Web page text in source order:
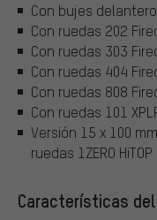
Con bujes
Con ruedas 202
Con ruedas 303
Con ruedas 404
Con ruedas 808
Con ruedas 101
Versión 15 x 100
ruedas 1ZERO
Características